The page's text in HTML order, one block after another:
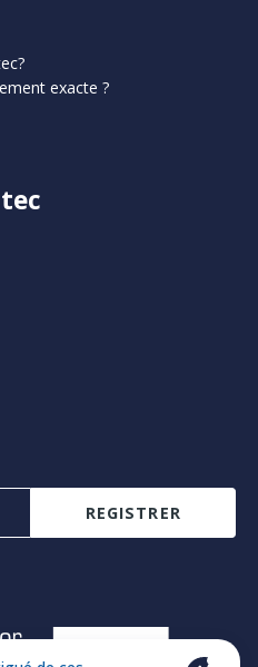
exacte ?
REGISTRER